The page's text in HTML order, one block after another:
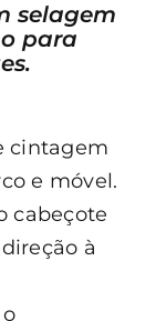
selagem
para
cintagem
e móvel.
cabeçote
à